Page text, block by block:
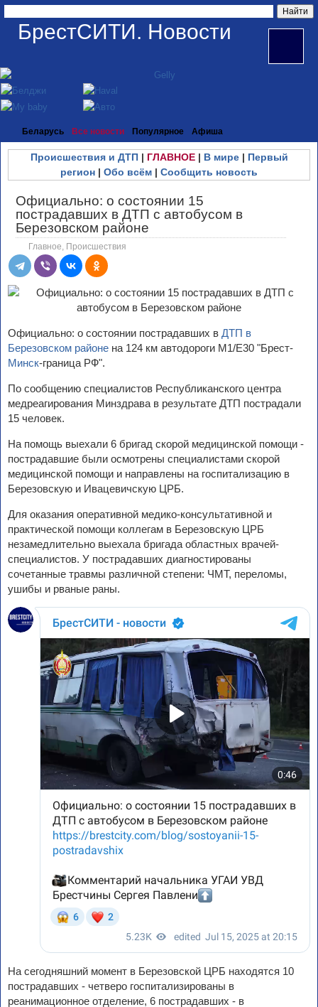
БрестСИТИ. Новости
Беларусь Все новости Популярное Афиша
Происшествия и ДТП| ГЛАВНОЕ| В мире| Первый
регион | Обо всём | Сообщить новость
Официально: о состоянии 15
пострадавших в ДТП с автобусом в
Березовском районе
Главное Происшествия
Официально: о состоянии пострадавших в ДТП в
Березовском районе на 124 км автодороги М1/Е30 "Брест-
Минск-граница РФ".
По сообщению специалистов Республиканского центра
медреаг­ирования Минздрава в результате ДТП пострадали
15 человек.
На помощь выехали 6 бригад скорой медицинской помощи -
пострадавшие были осмотрены специалистами скорой
медицинской помощи и направлены на госпитализацию в
Березовскую и Ивацевичскую ЦРБ.
Для оказания оперативной медико-консультативной и
практической помощи коллегам в Березовскую ЦРБ
незамедлительно выехала бригада областных врачей-
специалистов. У пострадавших диагностированы
сочетанные травмы различной степени: ЧМТ, переломы,
ушибы и рваные раны.
На сегодняшний момент в Березовской ЦРБ находятся 10
пострадавших - четверо госпитализированы в
реанимационное отделение, 6 пострадавших - в